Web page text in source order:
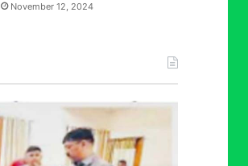
November 12, 2024